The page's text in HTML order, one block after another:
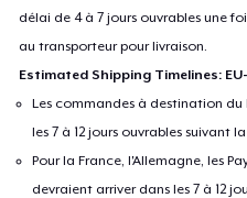
délai de 4 à 7 jours ouvrables une
au transporteur pour livraison.
Estimated Shipping Timelines:
Les commandes à destination
les 7 à 12 jours ouvrables suivant
Pour la France, l'Allemagne, les
devraient arriver dans les 7 à 12